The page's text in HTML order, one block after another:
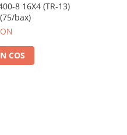
8 16X4 (TR-13)
bax)
COS